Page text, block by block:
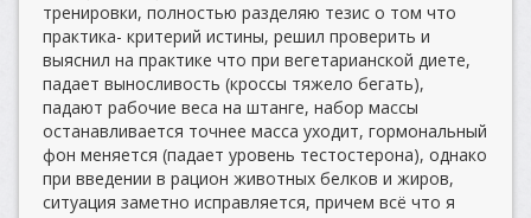
тренировки, полностью разделяю тезис о том что
практика- критерий истины, решил проверить и
выяснил на практике что при вегетарианской диете,
падает выносливость (кроссы тяжело бегать),
падают рабочие веса на штанге, набор массы
останавливается точнее масса уходит, гормональный
фон меняется (падает уровень тестостерона), однако
при введении в рацион животных белков и жиров,
ситуация заметно исправляется, причем всё что я